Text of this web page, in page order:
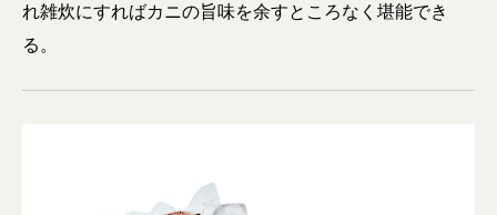
れ雑炊にすればカニの旨味を余すところなく堪能でき
る。